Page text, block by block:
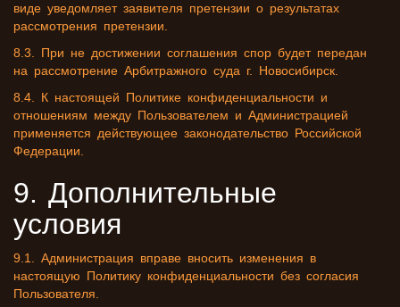
виде уведомляет заявителя претензии о результатах
рассмотрения претензии.
8.3. При не достижении соглашения спор будет передан
на рассмотрение Арбитражного суда г. Новосибирск.
8.4. К настоящей Политике конфиденциальности и
отношениям между Пользователем и Администрацией
применяется действующее законодательство Российской
Федерации.
9. Дополнительные
условия
9.1. Администрация вправе вносить изменения в
настоящую Политику конфиденциальности без согласия
Пользователя.